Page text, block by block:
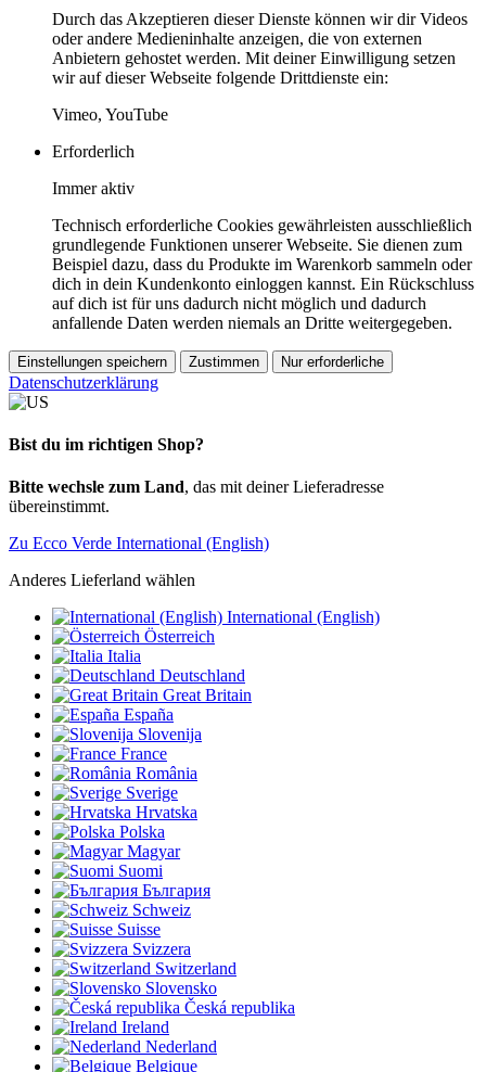
Durch das Akzeptieren dieser Dienste können wir dir Videos
oder andere Medieninhalte anzeigen, die von externen
Anbietern gehostet werden. Mit deiner Einwilligung setzen
wir auf dieser Webseite folgende Drittdienste ein:
Vimeo, YouTube
Erforderlich
Immer aktiv
Technisch erforderliche Cookies gewährleisten ausschließlich
grundlegende Funktionen unserer Webseite. Sie dienen zum
Beispiel dazu, dass du Produkte im Warenkorb sammeln oder
dich in dein Kundenkonto einloggen kannst. Ein Rückschluss
auf dich ist für uns dadurch nicht möglich und dadurch
anfallende Daten werden niemals an Dritte weitergegeben.
Einstellungen speichern Zustimmen Nur erforderliche
Datenschutzerklärung
Bist du im richtigen Shop?
Bitte wechsle zum Land, das mit deiner Lieferadresse
übereinstimmt.
Zu Ecco Verde International (English)
Anderes Lieferland wählen
International (English)
Österreich
Italia
Deutschland
Great Britain
España
Slovenija
France
România
Sverige
Hrvatska
Polska
Magyar
Suomi
България
Schweiz
Suisse
Svizzera
Switzerland
Slovensko
Česká republika
Ireland
Nederland
Belgique